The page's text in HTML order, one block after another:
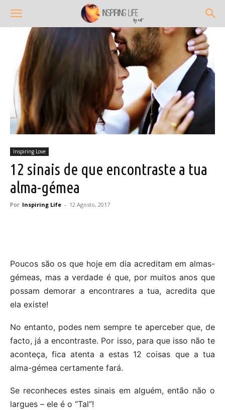
Inspiring Love
12 sinais de que encontraste a tua
alma-gémea
Por Inspiring Life - 12 Agosto, 2017
Poucos são os que hoje em dia acreditam em almas-
gémeas, mas a verdade é que, por muitos anos que
possam demorar a encontrares a tua, acredita que
ela existe!
No entanto, podes nem sempre te aperceber que, de
facto, já a encontraste. Por isso, para que isso não te
aconteça, fica atenta a estas 12 coisas que a tua
alma-gémea certamente fará.
Se reconheces estes sinais em alguém, então não o
largues – ele é o “Tal”!